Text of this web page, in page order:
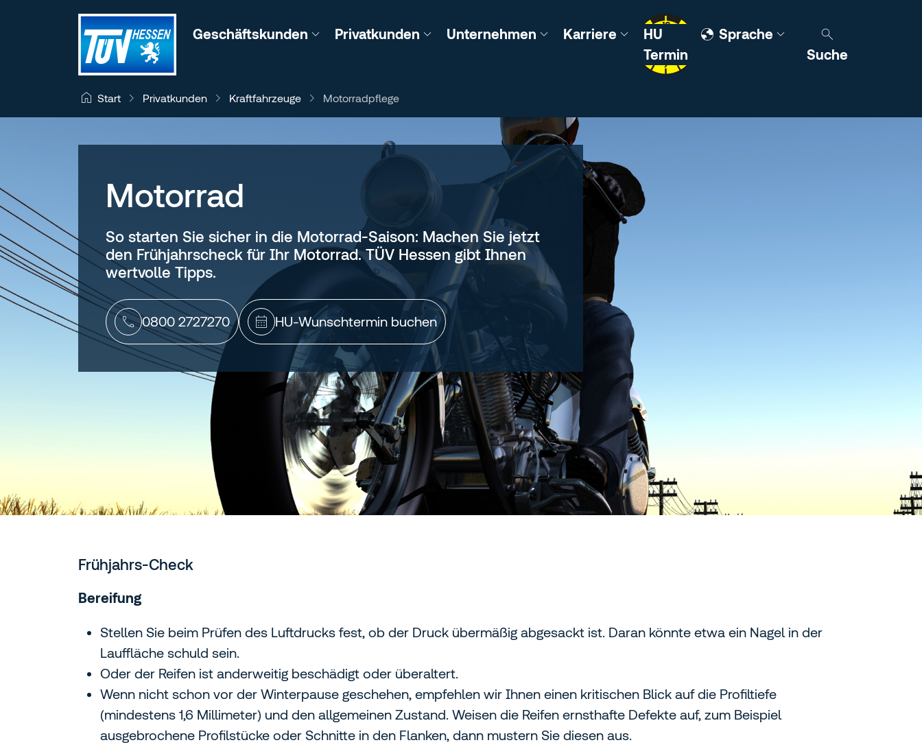
Zum Inhalt wechseln
Suche
Geschäftskunden Privatkunden Unternehmen Karriere
HU
Termin
Sprache
Start Privatkunden Kraftfahrzeuge Motorradpflege
Motorrad
So starten Sie sicher in die Motorrad-Saison: Machen Sie jetzt
den Frühjahrscheck für Ihr Motorrad. TÜV Hessen gibt Ihnen
wertvolle Tipps.
0800 2727270 HU-Wunschtermin buchen
Frühjahrs-Check
Bereifung
Stellen Sie beim Prüfen des Luftdrucks fest, ob der Druck übermäßig abgesackt ist. Daran könnte etwa ein Nagel in der
Lauffläche schuld sein.
Oder der Reifen ist anderweitig beschädigt oder überaltert.
Wenn nicht schon vor der Winterpause geschehen, empfehlen wir Ihnen einen kritischen Blick auf die Profiltiefe
(mindestens 1,6 Millimeter) und den allgemeinen Zustand. Weisen die Reifen ernsthafte Defekte auf, zum Beispiel
ausgebrochene Profilstücke oder Schnitte in den Flanken, dann mustern Sie diesen aus.